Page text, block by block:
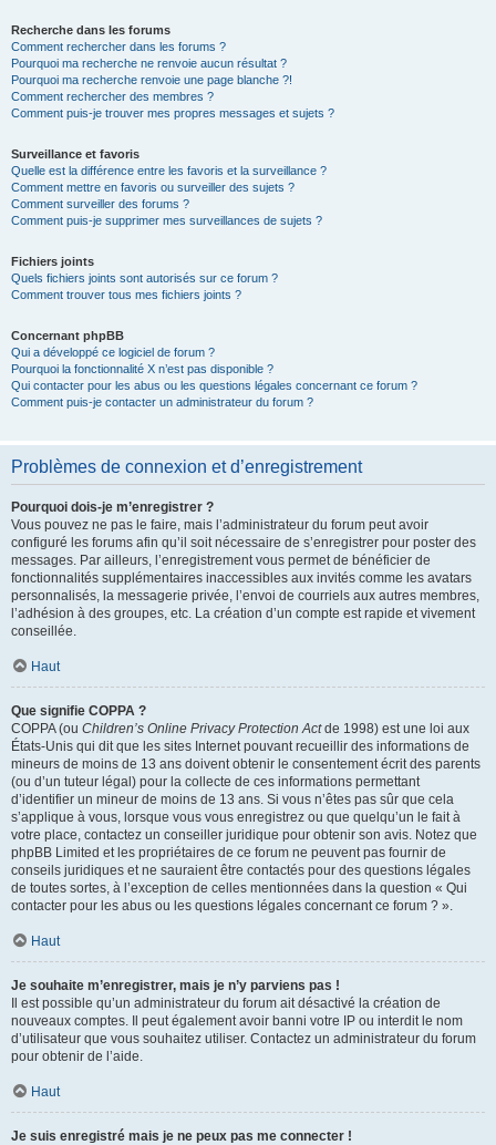
Recherche dans les forums
Comment rechercher dans les forums ?
Pourquoi ma recherche ne renvoie aucun résultat ?
Pourquoi ma recherche renvoie une page blanche ?!
Comment rechercher des membres ?
Comment puis-je trouver mes propres messages et sujets ?
Surveillance et favoris
Quelle est la différence entre les favoris et la surveillance ?
Comment mettre en favoris ou surveiller des sujets ?
Comment surveiller des forums ?
Comment puis-je supprimer mes surveillances de sujets ?
Fichiers joints
Quels fichiers joints sont autorisés sur ce forum ?
Comment trouver tous mes fichiers joints ?
Concernant phpBB
Qui a développé ce logiciel de forum ?
Pourquoi la fonctionnalité X n’est pas disponible ?
Qui contacter pour les abus ou les questions légales concernant ce forum ?
Comment puis-je contacter un administrateur du forum ?
Problèmes de connexion et d’enregistrement
Pourquoi dois-je m’enregistrer ?
Vous pouvez ne pas le faire, mais l’administrateur du forum peut avoir
configuré les forums afin qu’il soit nécessaire de s’enregistrer pour poster des
messages. Par ailleurs, l’enregistrement vous permet de bénéficier de
fonctionnalités supplémentaires inaccessibles aux invités comme les avatars
personnalisés, la messagerie privée, l’envoi de courriels aux autres membres,
l’adhésion à des groupes, etc. La création d’un compte est rapide et vivement
conseillée.
Haut
Que signifie COPPA ?
COPPA (ou Children’s Online Privacy Protection Actde 1998) est une loi aux
États-Unis qui dit que les sites Internet pouvant recueillir des informations de
mineurs de moins de 13 ans doivent obtenir le consentement écrit des parents
(ou d’un tuteur légal) pour la collecte de ces informations permettant
d’identifier un mineur de moins de 13 ans. Si vous n’êtes pas sûr que cela
s’applique à vous, lorsque vous vous enregistrez ou que quelqu’un le fait à
votre place, contactez un conseiller juridique pour obtenir son avis. Notez que
phpBB Limited et les propriétaires de ce forum ne peuvent pas fournir de
conseils juridiques et ne sauraient être contactés pour des questions légales
de toutes sortes, à l’exception de celles mentionnées dans la question « Qui
contacter pour les abus ou les questions légales concernant ce forum ? ».
Haut
Je souhaite m’enregistrer, mais je n’y parviens pas !
Il est possible qu’un administrateur du forum ait désactivé la création de
nouveaux comptes. Il peut également avoir banni votre IP ou interdit le nom
d’utilisateur que vous souhaitez utiliser. Contactez un administrateur du forum
pour obtenir de l’aide.
Haut
Je suis enregistré mais je ne peux pas me connecter !